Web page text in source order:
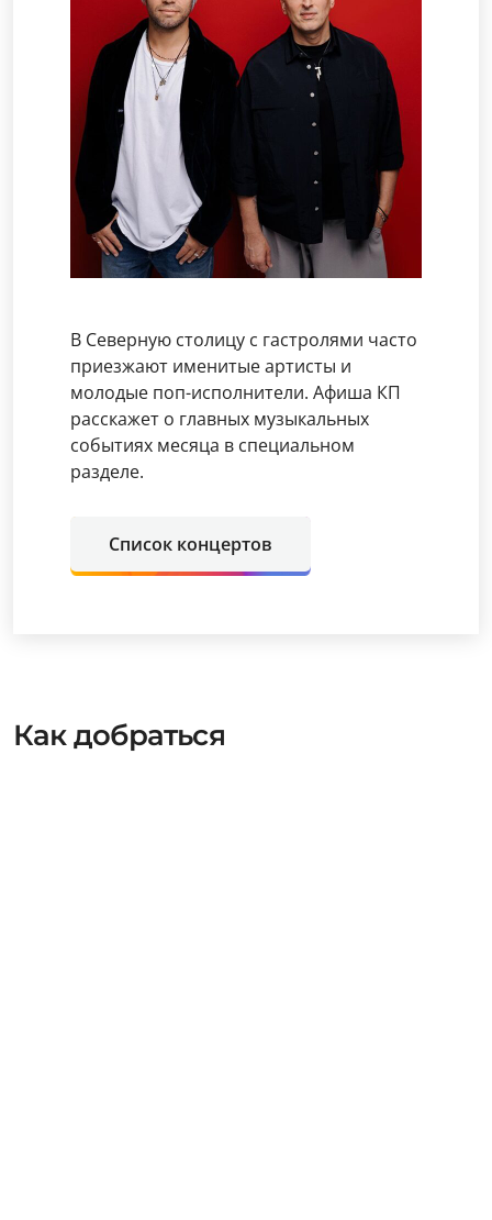
В Северную столицу с гастролями часто
приезжают именитые артисты и
молодые поп-исполнители. Афиша КП
расскажет о главных музыкальных
событиях месяца в специальном
разделе.
Список концертов
Как добраться